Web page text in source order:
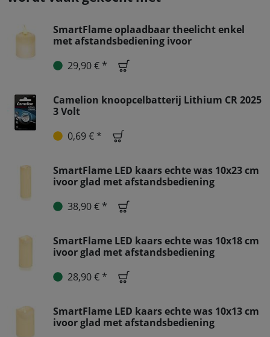
SmartFlame oplaadbaar theelicht enkel
met afstandsbediening ivoor
29,90 € *
Camelion knoopcelbatterij Lithium CR 2025
3 Volt
0,69 € *
SmartFlame LED kaars echte was 10x23 cm
ivoor glad met afstandsbediening
38,90 € *
SmartFlame LED kaars echte was 10x18 cm
ivoor glad met afstandsbediening
28,90 € *
SmartFlame LED kaars echte was 10x13 cm
ivoor glad met afstandsbediening